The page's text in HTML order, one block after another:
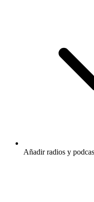
Añadir radios y